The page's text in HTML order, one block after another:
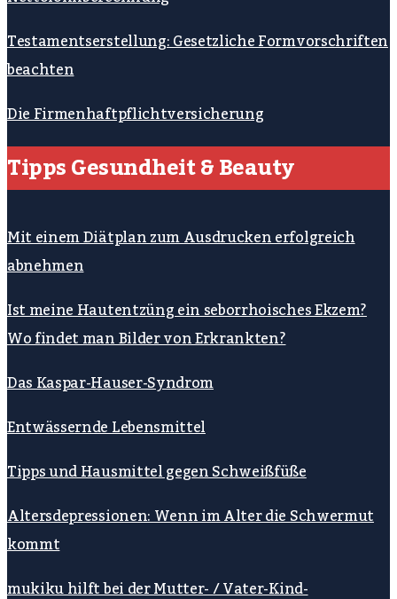
Testamentserstellung: Gesetzliche Formvorschriften
beachten
Die Firmenhaftpflichtversicherung
Tipps Gesundheit & Beauty
Mit einem Diätplan zum Ausdrucken erfolgreich
abnehmen
Ist meine Hautentzüng ein seborrhoisches Ekzem?
Wo findet man Bilder von Erkrankten?
Das Kaspar-Hauser-Syndrom
Entwässernde Lebensmittel
Tipps und Hausmittel gegen Schweißfüße
Altersdepressionen: Wenn im Alter die Schwermut
kommt
mukiku hilft bei der Mutter- / Vater-Kind-